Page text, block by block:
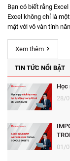
Bạn có biết rằng
Excel không chỉ là
mật với vô vàn tính
Xem thêm
TIN TỨC NỔI BẬT
Học
28/
01/